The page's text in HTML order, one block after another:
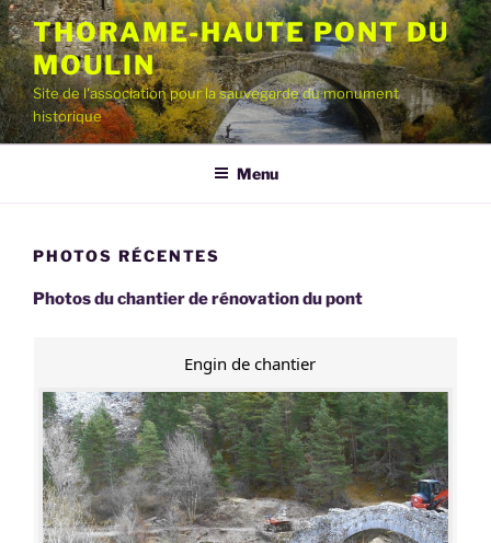
Aller
au
contenu
principal
THORAME-HAUTE PONT DU
MOULIN
Site de l'association pour la sauvegarde du monument
historique
Menu
PHOTOS RÉCENTES
Photos du chantier de rénovation du pont
Engin de chantier